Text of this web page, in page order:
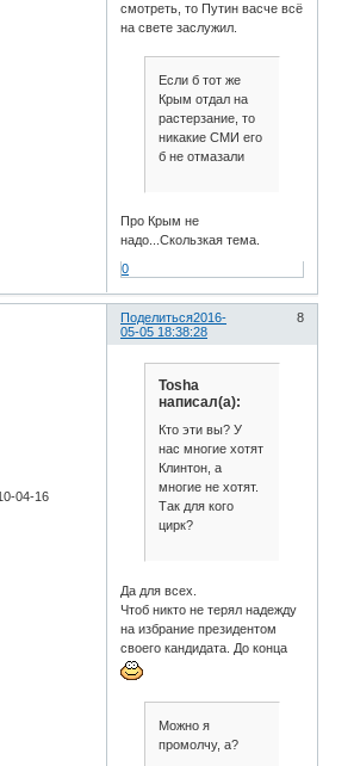
смотреть, то Путин васче всё
на свете заслужил.
Если б тот же
Крым отдал на
растерзание, то
никакие СМИ его
б не отмазали
Про Крым не
надо...Скользкая тема.
0
Поделиться 8
2016-
05-05 18:38:28
04-16
Tosha
написал(а):
Кто эти вы? У
нас многие хотят
Клинтон, а
многие не хотят.
Так для кого
цирк?
Да для всех.
Чтоб никто не терял надежду
на избрание президентом
своего кандидата. До конца
Можно я
промолчу, а?